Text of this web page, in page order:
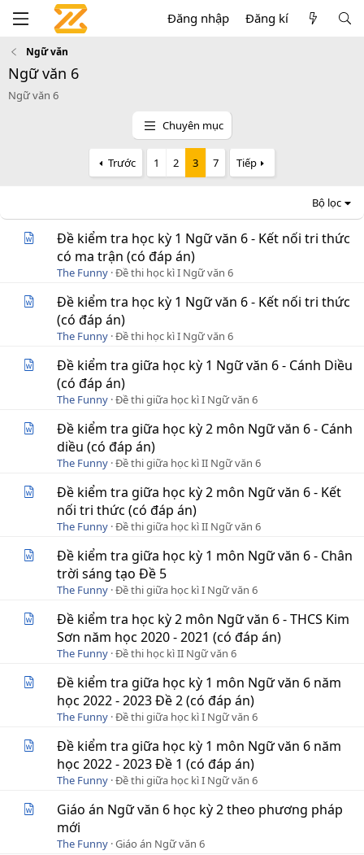
Đăng nhập Đăng kí
Ngữ văn
Ngữ văn 6
Ngữ văn 6
Chuyên mục
Trước 1 2 3 7 Tiếp
Bộ lọc
Đề kiểm tra học kỳ 1 Ngữ văn 6 - Kết nối tri thức
có ma trận (có đáp án)
The Funny Đề thi học kì I Ngữ văn 6
Đề kiểm tra học kỳ 1 Ngữ văn 6 - Kết nối tri thức
(có đáp án)
The Funny Đề thi học kì I Ngữ văn 6
Đề kiểm tra giữa học kỳ 1 Ngữ văn 6 - Cánh Diều
(có đáp án)
The Funny Đề thi giữa học kì I Ngữ văn 6
Đề kiểm tra giữa học kỳ 2 môn Ngữ văn 6 - Cánh
diều (có đáp án)
The Funny Đề thi giữa học kì II Ngữ văn 6
Đề kiểm tra giữa học kỳ 2 môn Ngữ văn 6 - Kết
nối tri thức (có đáp án)
The Funny Đề thi giữa học kì II Ngữ văn 6
Đề kiểm tra giữa học kỳ 1 môn Ngữ văn 6 - Chân
trời sáng tạo Đề 5
The Funny Đề thi giữa học kì I Ngữ văn 6
Đề kiểm tra học kỳ 2 môn Ngữ văn 6 - THCS Kim
Sơn năm học 2020 - 2021 (có đáp án)
The Funny Đề thi học kì II Ngữ văn 6
Đề kiểm tra giữa học kỳ 1 môn Ngữ văn 6 năm
học 2022 - 2023 Đề 2 (có đáp án)
The Funny Đề thi giữa học kì I Ngữ văn 6
Đề kiểm tra giữa học kỳ 1 môn Ngữ văn 6 năm
học 2022 - 2023 Đề 1 (có đáp án)
The Funny Đề thi giữa học kì I Ngữ văn 6
Giáo án Ngữ văn 6 học kỳ 2 theo phương pháp
mới
The Funny Giáo án Ngữ văn 6